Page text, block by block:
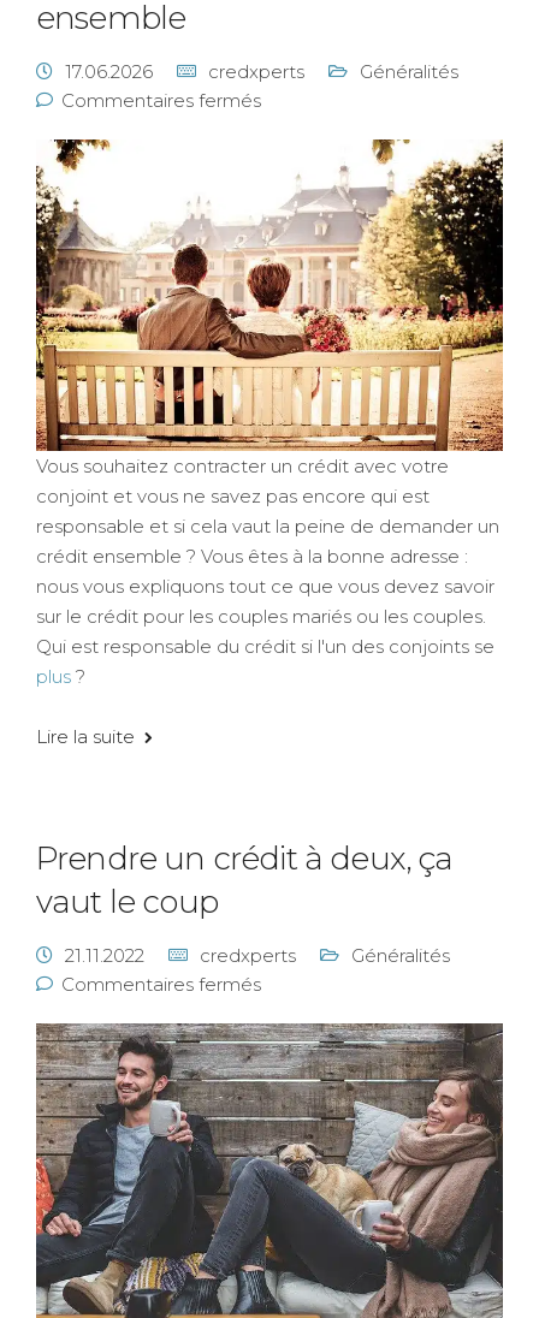
ensemble
17.06.2026 credxperts
Généralités
Commentaires fermés
Vous souhaitez contracter un crédit avec votre
conjoint et vous ne savez pas encore qui est
responsable et si cela vaut la peine de demander un
crédit ensemble ? Vous êtes à la bonne adresse :
nous vous expliquons tout ce que vous devez savoir
sur le crédit pour les couples mariés ou les couples.
Qui est responsable du crédit si l'un des conjoints se
plus ?
Lire la suite
Prendre un crédit à deux, ça
vaut le coup
21.11.2022 credxperts
Généralités
Commentaires fermés